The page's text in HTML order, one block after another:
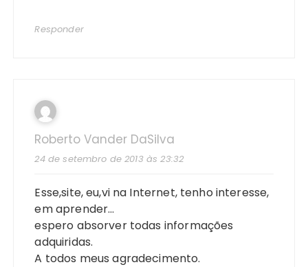
Responder
Roberto Vander DaSilva
24 de setembro de 2013 às 23:32
Esse,site, eu,vi na Internet, tenho interesse,
em aprender…
espero absorver todas informações
adquiridas.
A todos meus agradecimento.